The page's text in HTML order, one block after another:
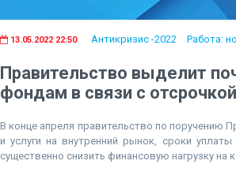
13.05.2022 22:50 Антикризис -2022 Работа:
Правительство выделит
фондам в связи с
В конце апреля правительство по поручению
и услуги на внутренний рынок, сроки
существенно снизить финансовую нагрузку на